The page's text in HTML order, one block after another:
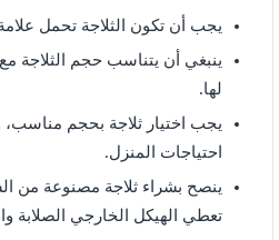
يجب أن تكون الثلاجة تحمل
ينبغي أن يتناسب حجم
لها.
يجب اختيار ثلاجة بحجم
احتياجات المنزل.
ينصح بشراء ثلاجة مصنوعة من
تعطي الهيكل الخارجي الصلابة